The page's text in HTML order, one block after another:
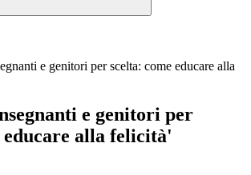
e genitori per scelta: come educare alla
e genitori per
educare alla felicità'